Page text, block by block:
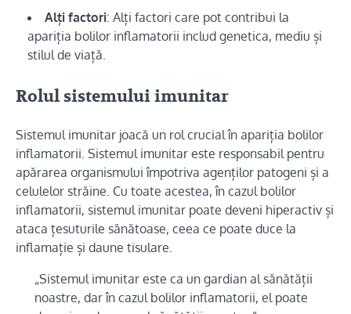
Alți factori: Alți factori care pot contribui la
apariția bolilor inflamatorii includ genetica, mediu și
stilul de viață.
Rolul sistemului imunitar
Sistemul imunitar joacă un rol crucial în apariția bolilor
inflamatorii. Sistemul imunitar este responsabil pentru
apărarea organismului împotriva agenților patogeni și a
celulelor străine. Cu toate acestea, în cazul bolilor
inflamatorii, sistemul imunitar poate deveni hiperactiv și
ataca țesuturile sănătoase, ceea ce poate duce la
inflamație și daune tisulare.
„Sistemul imunitar este ca un gardian al sănătății
noastre, dar în cazul bolilor inflamatorii, el poate